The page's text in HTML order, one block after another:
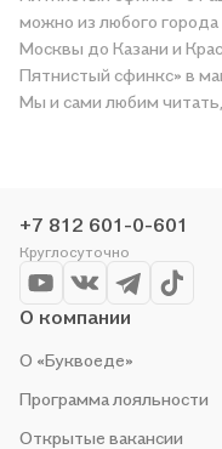
можно из любого
Москвы до Казани и
Пятнистый сфинкс» в
Мы и сами любим
+7 812 601-0-601
Круглосуточно
О компании
О «Буквоеде»
Программа лояльности
Открытые вакансии